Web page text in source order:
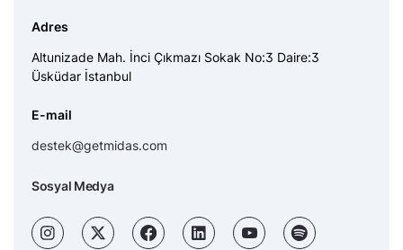
Adres
Altunizade Mah. İnci Çıkmazı Sokak No:3 Daire:3
Üsküdar İstanbul
E-mail
destek@getmidas.com
Sosyal Medya